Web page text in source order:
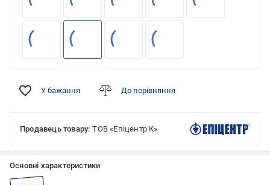
У бажання До порівняння
Продавець товару: ТОВ «Епіцентр К»
Основні характеристики